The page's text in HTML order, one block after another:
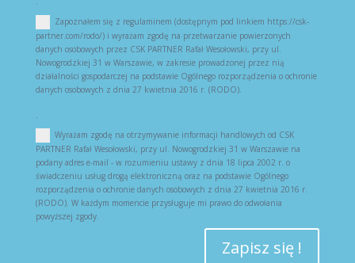
Zapoznałem się z regulaminem (dostępnym pod linkiem https://csk-
partner.com/rodo/) i wyrażam zgodę na przetwarzanie powierzonych
danych osobowych przez CSK PARTNER Rafał Wesołowski, przy ul.
Nowogrodzkiej 31 w Warszawie, w zakresie prowadzonej przez nią
działalności gospodarczej na podstawie Ogólnego rozporządzenia o ochronie
danych osobowych z dnia 27 kwietnia 2016 r. (RODO).
.
Wyrażam zgodę na otrzymywanie informacji handlowych od CSK
PARTNER Rafał Wesołowski, przy ul. Nowogrodzkiej 31 w Warszawie na
podany adres e-mail - w rozumieniu ustawy z dnia 18 lipca 2002 r. o
świadczeniu usług drogą elektroniczną oraz na podstawie Ogólnego
rozporządzenia o ochronie danych osobowych z dnia 27 kwietnia 2016 r.
(RODO). W każdym momencie przysługuje mi prawo do odwołania
powyższej zgody.
Zapisz się !